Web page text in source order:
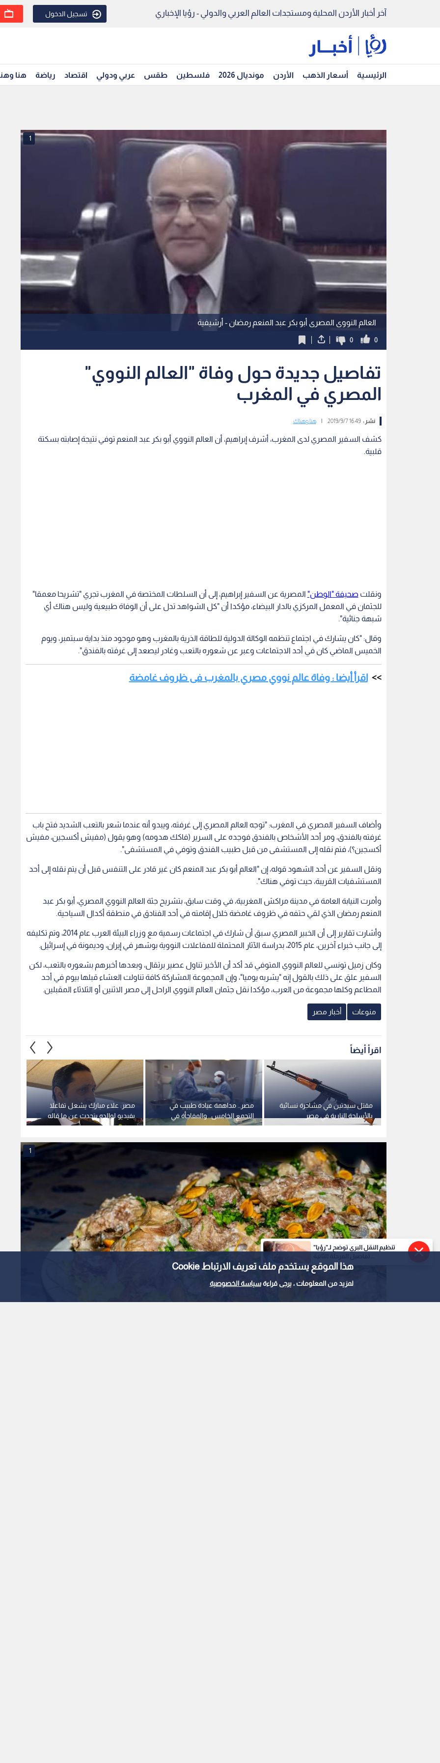
آخر أخبار الأردن المحلية ومستجدات العالم العربي والدولي - رؤيا الإخباري تسجيل الدخول
هذا الموقع يستخدم ملف تعريف الارتباط Cookie
لمزيد من المعلومات ، يرجى قراءةسياسة الخصوصية
الرئيسية أسعار الذهب الأردن مونديال 2026 فلسطين طقس عربي ودولي اقتصاد رياضة هنا
العالم النووى المصرى أبو بكر عبد المنعم رمضان - أرشيفية
1
0
0
تفاصيل جديدة حول وفاة "العالم النووي"
المصري في المغرب
نشر :16:49 2019/9/7 هنا وهناك
كشف السفير المصري لدى المغرب، أشرف إبراهيم، أن العالم النووي أبو بكر عبد المنعم توفي نتيجة إصابته بسكتة
قلبية.
ونقلت صحيفة "الوطن" المصرية عن السفير إبراهيم، إلى أن السلطات المختصة في المغرب تجري "تشريحا معمقا"
للجثمان في المعمل المركزي بالدار البيضاء، مؤكدا أن "كل الشواهد تدل على أن الوفاة طبيعية وليس هناك أي
شبهة جنائية".
وقال: "كان يشارك في اجتماع تنظمه الوكالة الدولية للطاقة الذرية بالمغرب وهو موجود منذ بداية سبتمبر، ويوم
الخميس الماضي كان في أحد الاجتماعات وعبر عن شعوره بالتعب وغادر ليصعد إلى غرفته بالفندق".
اقرأ أيضا : وفاة عالم نووي مصري بالمغرب فى ظروف غامضة
وأضاف السفير المصري في المغرب: "توجه العالم المصري إلى غرفته، ويبدو أنه عندما شعر بالتعب الشديد فتح باب
غرفته بالفندق، ومر أحد الأشخاص بالفندق فوجده على السرير (فاكك هدومه) وهو يقول (مفيش أكسجين، مفيش
أكسجين؟)، فتم نقله إلى المستشفى من قبل طبيب الفندق وتوفي في المستشفى".
ونقل السفير عن أحد الشهود قوله، إن "العالم أبو بكر عبد المنعم كان غير قادر على التنفس قبل أن يتم نقله إلى أحد
المستشفيات القريبة، حيث توفي هناك".
وأمرت النيابة العامة في مدينة مراكش المغربية، في وقت سابق، بتشريح جثة العالم النووي المصري، أبو بكر عبد
المنعم رمضان الذي لقي حتفه في ظروف غامضة خلال إقامته في أحد الفنادق في منطقة أكدال السياحية.
وأشارت تقارير إلى أن الخبير المصري سبق أن شارك في اجتماعات رسمية مع وزراء البيئة العرب عام 2014، وتم تكليفه
إلى جانب خبراء آخرين، عام 2015، بدراسة الآثار المحتملة للمفاعلات النووية بوشهر في إيران، وديمونة في إسرائيل.
وكان زميل تونسي للعالم النووي المتوفي قد أكد أن الأخير تناول عصير برتقال، وبعدها أخبرهم بشعوره بالتعب، لكن
السفير علق على ذلك بالقول إنه "يشربه يوميا"، وإن المجموعة المشاركة كافة تناولت العشاء قبلها بيوم في أحد
المطاعم وكلها مجموعة من العرب، مؤكدا نقل جثمان العالم النووي الراحل إلى مصر الاثنين أو الثلاثاء المقبلين.
منوعات أخبار مصر
اقرأ أيضاً
مصر: علاء مبارك يشعل تفاعلا
بفيديو لوالده يتحدث عن ما قاله
له صدام حسين قبل غزو الكويت
مصر.. مداهمة عيادة طبيب في
التجمع الخامس.. والمفاجأة في
مؤهله الدراسي!
مقتل سيدتين في مشاجرة نسائية
بالأسلحة النارية في مصر
1
تنظيم النقل البري توضح لـ"رؤيا"